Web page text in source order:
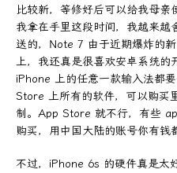
比较新，等修好后可以给我母
我拿在手里这段时间，我越来越
送的，Note 7 由于近期爆炸的
上，我还真是很喜欢安卓系统的
iPhone 上的任意一款输入法都
Store 上所有的软件，可以购买
制。App Store 就不行，有些
购买，用中国大陆的账号你有钱
不过，iPhone 6s 的硬件真是太